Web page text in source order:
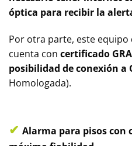
óptica para recibir la
Por otra parte, este
cuenta con certificado
posibilidad de conexión a
Homologada).
✔ Alarma para pisos con